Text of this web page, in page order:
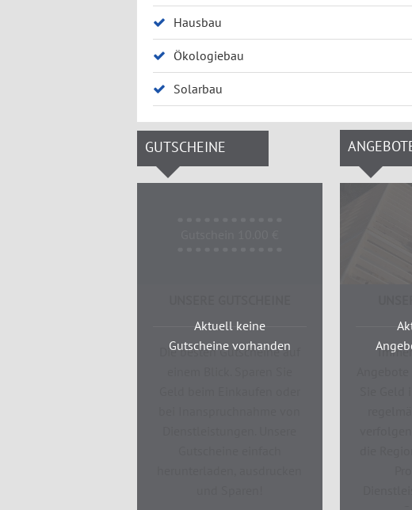
Hausbau
Ökologiebau
Solarbau
GUTSCHEINE
Aktuell keine
Gutscheine vorhanden
Die besten Gutscheine auf